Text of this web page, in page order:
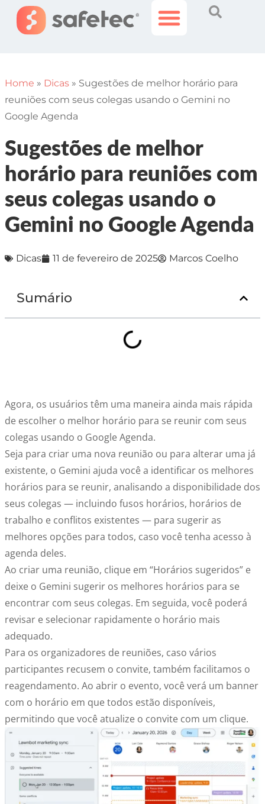
Home » Dicas » Sugestões de melhor horário para
reuniões com seus colegas usando o Gemini no
Google Agenda
Sugestões de melhor
horário para reuniões com
seus colegas usando o
Gemini no Google Agenda
Dicas 11 de fevereiro de 2025 Marcos Coelho
Sumário
Agora, os usuários têm uma maneira ainda mais rápida
de escolher o melhor horário para se reunir com seus
colegas usando o Google Agenda.
Seja para criar uma nova reunião ou para alterar uma já
existente, o Gemini ajuda você a identificar os melhores
horários para se reunir, analisando a disponibilidade dos
seus colegas — incluindo fusos horários, horários de
trabalho e conflitos existentes — para sugerir as
melhores opções para todos, caso você tenha acesso à
agenda deles.
Ao criar uma reunião, clique em “Horários sugeridos” e
deixe o Gemini sugerir os melhores horários para se
encontrar com seus colegas. Em seguida, você poderá
revisar e selecionar rapidamente o horário mais
adequado.
Para os organizadores de reuniões, caso vários
participantes recusem o convite, também facilitamos o
reagendamento. Ao abrir o evento, você verá um banner
com o horário em que todos estão disponíveis,
permitindo que você atualize o convite com um clique.